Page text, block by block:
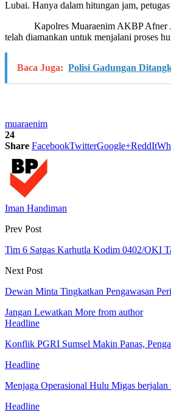
Lubai. Hanya dalam hitungan jam,
Kapolres Muaraenim AKBP Afner
telah diamankan untuk menjalani proses
Baca Juga: Polisi Gadungan
muaraenim
24
Share FacebookTwitterGoogle+ReddIt
Iman Handiman
Prev Post
Tim 6 Satgas Karhutla Kodim 0402/OKI
Next Post
Dewan Minta Tingkatkan Pengawasan
Jangan Lewatkan More from author
Headline
Konflik PGRI Sumsel Makin Panas,
Headline
Menjaga Operasional Hulu Migas
Headline